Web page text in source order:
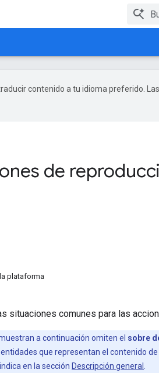
contenido a tu idioma preferido. Las
de
plataforma
situaciones comunes para las
a continuación omiten el sobre
que representan el contenido
en la sección Descripción general